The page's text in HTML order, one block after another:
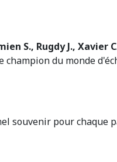
S., Rugdy J., Xavier C
du monde
souvenir pour chaque